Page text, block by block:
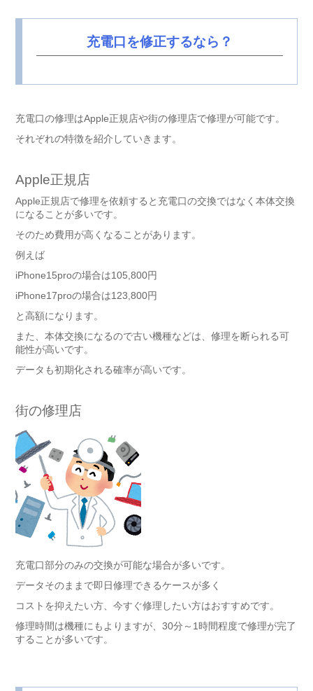
充電口を修正するなら？
充電口の修理はApple正規店や街の修理店で修理が可能です。
それぞれの特徴を紹介していきます。
Apple正規店
Apple正規店で修理を依頼すると充電口の交換ではなく本体交換
になることが多いです。
そのため費用が高くなることがあります。
例えば
iPhone15proの場合は105,800円
iPhone17proの場合は123,800円
と高額になります。
また、本体交換になるので古い機種などは、修理を断られる可
能性が高いです。
データも初期化される確率が高いです。
街の修理店
充電口部分のみの交換が可能な場合が多いです。
データそのままで即日修理できるケースが多く
コストを抑えたい方、今すぐ修理したい方はおすすめです。
修理時間は機種にもよりますが、30分～1時間程度で修理が完了
することが多いです。